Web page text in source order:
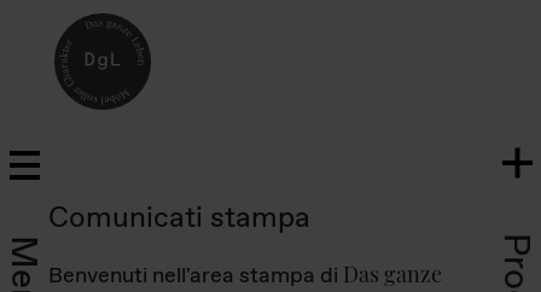
Comunicati stampa
Benvenuti nell'area stampa di Das ganze